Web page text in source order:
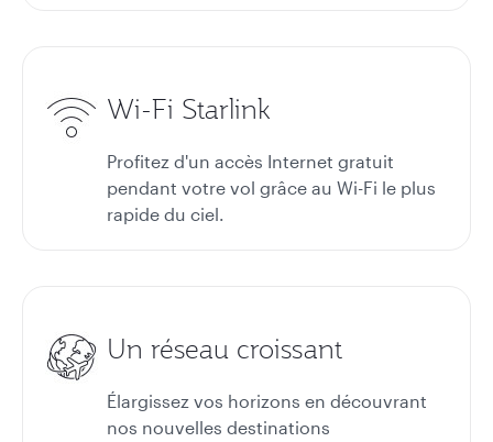
Wi-Fi Starlink
Profitez d'un accès Internet gratuit
pendant votre vol grâce au Wi-Fi le plus
rapide du ciel.
Un réseau croissant
Élargissez vos horizons en découvrant
nos nouvelles destinations